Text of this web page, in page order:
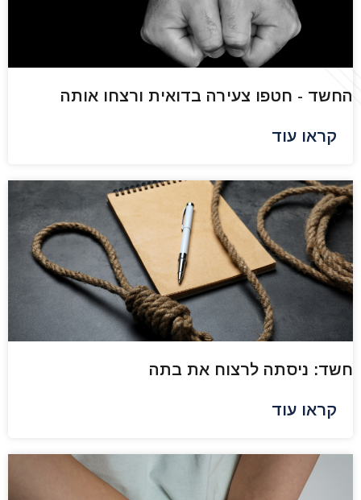
החשד - חטפו צעירה בדואית ורצחו אותה
קראו עוד
חשד: ניסתה לרצוח את בתה
קראו עוד